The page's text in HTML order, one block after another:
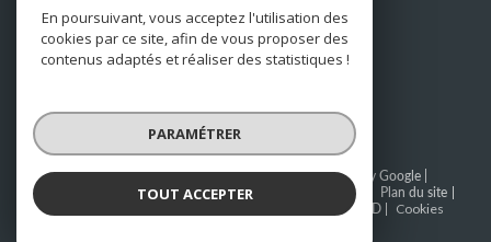
NOUS
© 2026 | Tous droits réservés | Traduction powered by Google |
BAREME SEDAN
BAREME CHARLEVILLE-MEZIERES
Plan du site
Politique RGPD Cookies
En poursuivant, vous acceptez l'utilisation des
cookies par ce site, afin de vous proposer des
contenus adaptés et réaliser des statistiques !
PARAMÉTRER
TOUT ACCEPTER